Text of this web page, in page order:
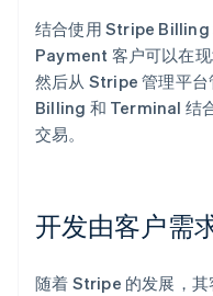
结合使用 Stripe Billing
Payment 客户可以在
然后从 Stripe 管理平
Billing 和 Terminal 结
交易。
开发由客户需
随着 Stripe 的发展，其